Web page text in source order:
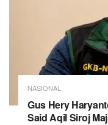
NASIONAL
Gus Hery
Said Aqil Siroj